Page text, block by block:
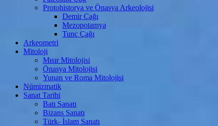
Protohistorya ve Önasya Arkeolojisi
Demir Çağı
Mezopotamya
Tunç Çağı
Arkeometri
Mitoloji
Mısır Mitolojisi
Önasya Mitolojisi
Yunan ve Roma Mitolojisi
Nümizmatik
Sanat Tarihi
Batı Sanatı
Bizans Sanatı
Türk- İslam Sanatı